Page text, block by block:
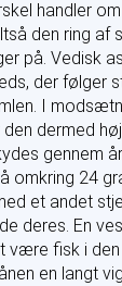
handler
den ring af
på. Vedisk
der følger
I
dermed
gennem
omkring 24
et andet
deres. En
være fisk i
en langt